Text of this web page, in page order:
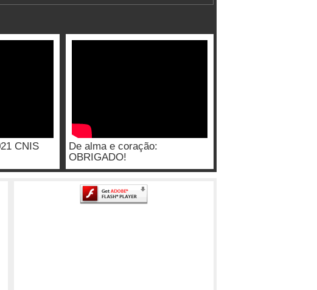
CNIS
De alma e coração:
OBRIGADO!